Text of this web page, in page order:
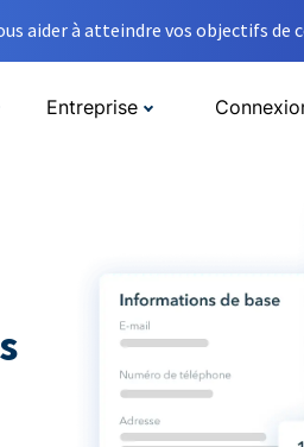
aider à atteindre vos objectifs de
Entreprise